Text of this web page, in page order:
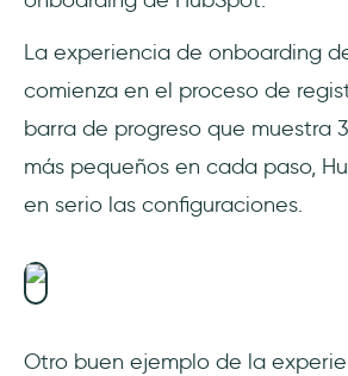
La experiencia de onboarding
comienza en el proceso de
barra de progreso que muestra
más pequeños en cada paso,
en serio las configuraciones.
Otro buen ejemplo de la